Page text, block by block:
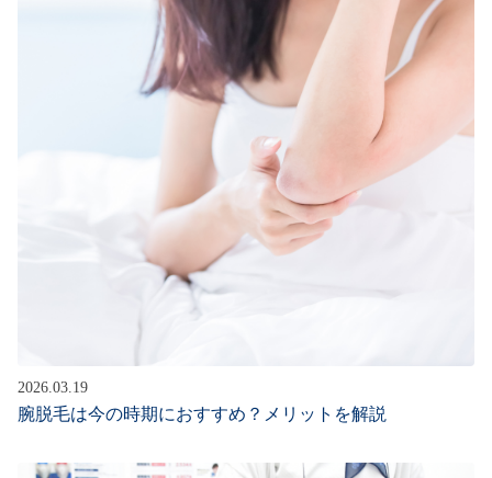
2026.03.19
腕脱毛は今の時期におすすめ？メリットを解説